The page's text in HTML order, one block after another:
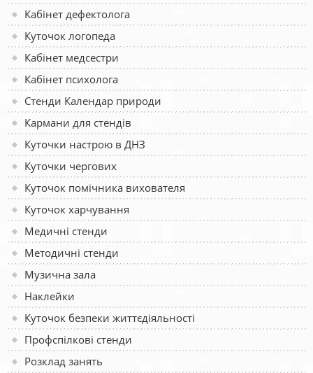
Кабінет дефектолога
Куточок логопеда
Кабінет медсестри
Кабінет психолога
Стенди Календар природи
Кармани для стендів
Куточки настрою в ДНЗ
Куточки чергових
Куточок помічника вихователя
Куточок харчування
Медичні стенди
Методичні стенди
Музична зала
Наклейки
Куточок безпеки життєдіяльності
Профспілкові стенди
Розклад занять